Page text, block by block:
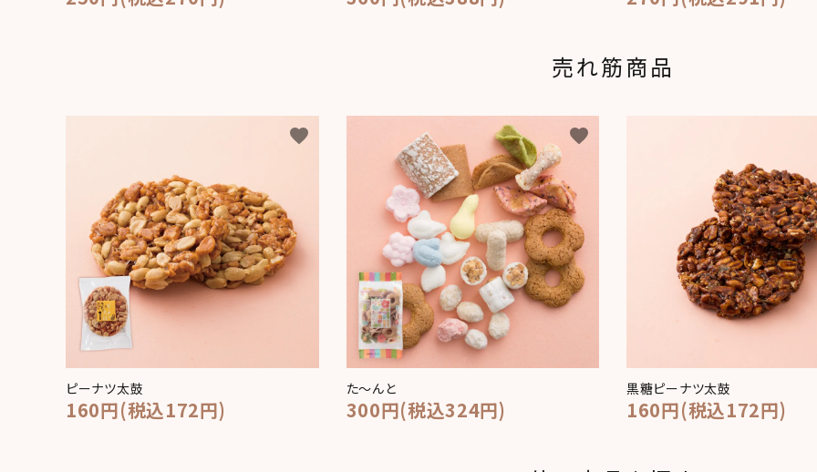
売れ筋商品
ピーナツ太鼓
160円(税込172円)
favorite
た～んと
300円(税込324円)
favorite
黒糖ピーナツ太鼓
160円(税込172円)